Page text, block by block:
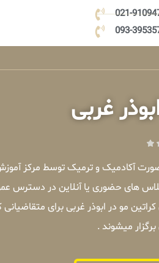
021-
093-
غربی
بصورت آکادمیک و ترمیک توسط مرکز
های حضوری یا آنلاین در دسترس
مو در ابوذر غربی برای